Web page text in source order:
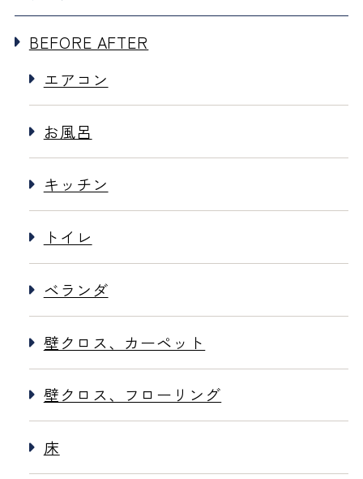
BEFORE AFTER
エアコン
お風呂
キッチン
トイレ
ベランダ
壁クロス、カーペット
壁クロス、フローリング
床